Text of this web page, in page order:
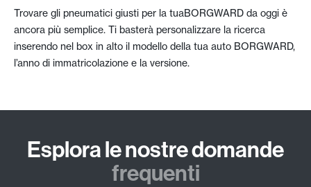
Trovare gli pneumatici giusti per la tuaBORGWARD da oggi è
ancora più semplice. Ti basterà personalizzare la ricerca
inserendo nel box in alto il modello della tua auto BORGWARD,
l’anno di immatricolazione e la versione.
Esplora le nostre domande
frequenti